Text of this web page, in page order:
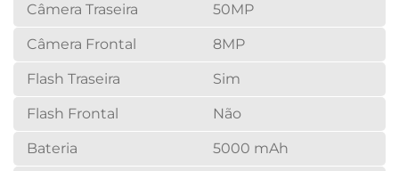
Câmera Traseira 50MP
Câmera Frontal 8MP
Flash Traseira Sim
Flash Frontal Não
Bateria 5000 mAh